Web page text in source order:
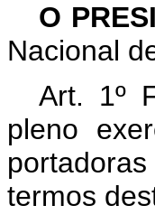
O
Nacional
Art. 1º
pleno
termos